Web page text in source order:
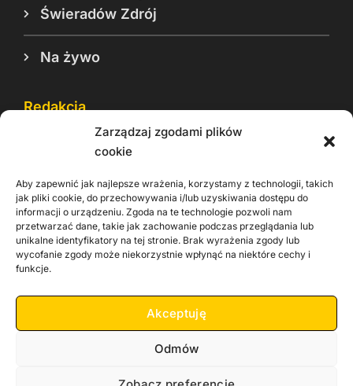
Zarządzaj zgodami plików
cookie
Aby zapewnić jak najlepsze wrażenia, korzystamy z technologii, takich
jak pliki cookie, do przechowywania i/lub uzyskiwania dostępu do
informacji o urządzeniu. Zgoda na te technologie pozwoli nam
przetwarzać dane, takie jak zachowanie podczas przeglądania lub
unikalne identyfikatory na tej stronie. Brak wyrażenia zgody lub
wycofanie zgody może niekorzystnie wpłynąć na niektóre cechy i
funkcje.
Akceptuję
Odmów
Świeradów Zdrój
Na żywo
Redakcja
Reklama
Rodo
Kontakt
Informacje dla